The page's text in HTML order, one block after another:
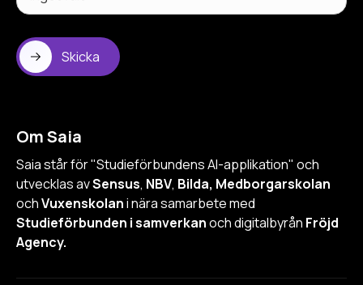
Om Saia
Saia står för "Studieförbundens AI-applikation" och
utvecklas avSensus, NBV, Bilda, Medborgarskolan
ochVuxenskolani nära samarbete med
Studieförbunden i samverkanoch digitalbyrån Fröjd
Agency.
Skicka